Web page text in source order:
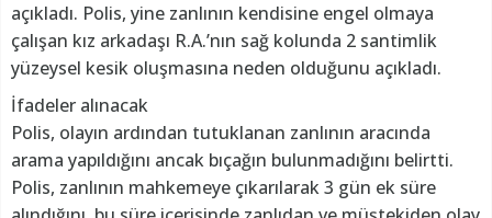
açıkladı. Polis, yine zanlının kendisine engel olmaya
çalışan kız arkadaşı R.A.’nın sağ kolunda 2 santimlik
yüzeysel kesik oluşmasına neden olduğunu açıkladı.
İfadeler alınacak
Polis, olayın ardından tutuklanan zanlının aracında
arama yapıldığını ancak bıçağın bulunmadığını belirtti.
Polis, zanlının mahkemeye çıkarılarak 3 gün ek süre